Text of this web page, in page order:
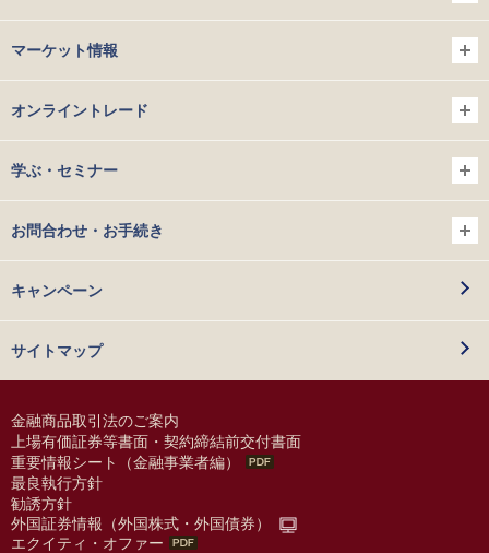
マーケット情報
オンライントレード
学ぶ・セミナー
お問合わせ・お手続き
キャンペーン
サイトマップ
金融商品取引法のご案内
上場有価証券等書面・契約締結前交付書面
重要情報シート（金融事業者編）
最良執行方針
勧誘方針
外国証券情報（外国株式・外国債券）
エクイティ・オファー